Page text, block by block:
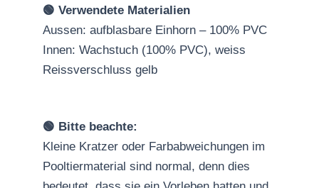
🟢 Verwendete Materialien
Aussen: aufblasbare Einhorn – 100% PVC
Innen: Wachstuch (100% PVC), weiss
Reissverschluss gelb
🟢 Bitte beachte:
Kleine Kratzer oder Farbabweichungen im
Pooltiermaterial sind normal, denn dies